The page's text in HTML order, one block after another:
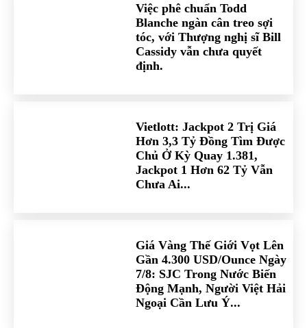
Việc phê chuẩn Todd
Blanche ngàn cân treo sợi
tóc, với Thượng nghị sĩ Bill
Cassidy vẫn chưa quyết
định.
Vietlott: Jackpot 2 Trị Giá
Hơn 3,3 Tỷ Đồng Tìm Được
Chủ Ở Kỳ Quay 1.381,
Jackpot 1 Hơn 62 Tỷ Vẫn
Chưa Ai...
Giá Vàng Thế Giới Vọt Lên
Gần 4.300 USD/Ounce Ngày
7/8: SJC Trong Nước Biến
Động Mạnh, Người Việt Hải
Ngoại Cần Lưu Ý...